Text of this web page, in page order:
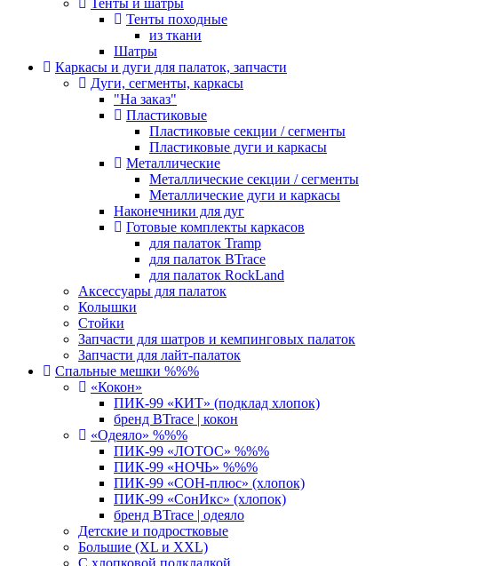
Тенты и шатры
Тенты походные
из ткани
Шатры
Каркасы и дуги для палаток, запчасти
Дуги, сегменты, каркасы
"На заказ"
Пластиковые
Пластиковые секции / сегменты
Пластиковые дуги и каркасы
Металлические
Металлические секции / сегменты
Металлические дуги и каркасы
Наконечники для дуг
Готовые комплекты каркасов
для палаток Tramp
для палаток BTrace
для палаток RockLand
Аксессуары для палаток
Колышки
Стойки
Запчасти для шатров и кемпинговых палаток
Запчасти для лайт-палаток
Спальные мешки %%%
«Кокон»
ПИК-99 «КИТ» (подклад хлопок)
бренд BTrace | кокон
«Одеяло» %%%
ПИК-99 «ЛОТОС» %%%
ПИК-99 «НОЧЬ» %%%
ПИК-99 «СОН-плюс» (хлопок)
ПИК-99 «СонИкс» (хлопок)
бренд BTrace | одеяло
Детские и подростковые
Большие (XL и XXL)
С хлопковой подкладкой